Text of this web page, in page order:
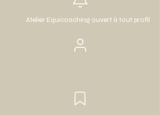
Atelier Equicoaching ouvert à tout profil